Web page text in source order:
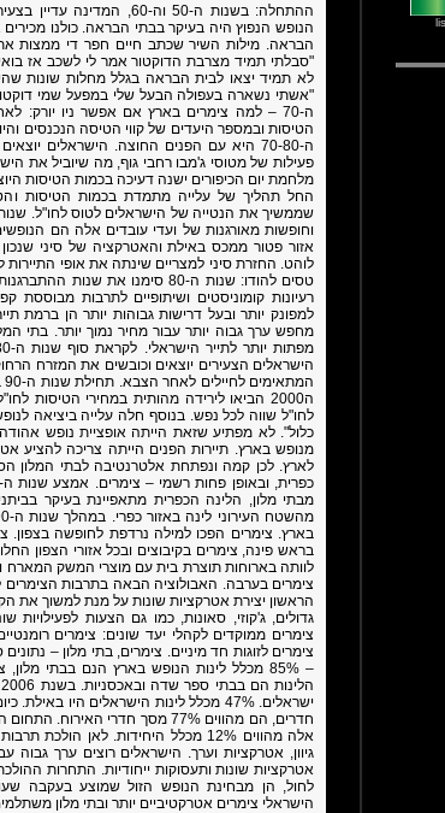
ההתחלה: בשנות ה-50 וה-
הנופש הנפוץ היה בעיקר בבתי הבראה. כולנו
"סבלתי תמיד מצרבת הדוקטור אמר לי לשכב אז
לא תמיד יצאו לבית הבראה בגלל מחלות שונות
"אשתי נשארה בעפולה הבעל שלי במפעל שמי
ה-70 – למה צימרים בארץ אם אפשר ניו
הטיסות ובמספר היעדים של קווי הטיסה הנכנסים
פעילות של מטוסי ג'מבו רחבי גוף, מה שיוביל את
החל תהליך של עלייה מתמדת בכמות הטיסות
אזור פטור ממכס באילת והאטרקציה של סיני
טסים להודו: שנות ה-80 סימנו
רעיונות קומוניסטים ושיתופיים לתרבות מבוססת
למפונק יותר ובעל דרישות גבוהות יותר הן ברמת
מחפש ערך גבוה יותר עבור מחיר נמוך יותר. בתי
הישראלים הצעירים יוצאים וכובשים את המזרח
ה2000 הביאו לירידה מהותית במחירי
לחו"ל שווה לכל נפש. בנוסף חלה עלייה ביציאה
כלול". לא מפתיע שזאת הייתה אופציית נופש
מנופש בארץ. תיירות הפנים הייתה צריכה להציע
לארץ. לכן קמה ונפתחת אלטרנטיבה לבתי המלון
מבתי מלון, הלינה הכפרית מתאפיינת בעיקר
בארץ. צימרים הפכו למילה נרדפת לחופשה בצפון.
בראש פינה, צימרים בקיבוצים ובכל אזורי הצפון
לוותה בארוחות תוצרת בית עם מוצרי המשק המארח
צימרים בערבה. האבולוציה הבאה בתרבות הצימרים
הראשון יצירת אטרקציות שונות על מנת למשוך את
גדולים, ג'קוזי, סאונות, כמו גם הצעות לפעילויות
צימרים ממוקדים לקהלי יעד שונים: צימרים
אלה מהווים 12% מכלל היחידות. לאן
גיוון, אטרקציות וערך. הישראלים רוצים ערך גבוה
אטרקציות שונות ותעסוקות ייחודיות. התחרות
לחול, הן מבחינת הנופש הזול שמוצע בעקבה
הישראלי צימרים אטרקטיביים יותר ובתי מלון